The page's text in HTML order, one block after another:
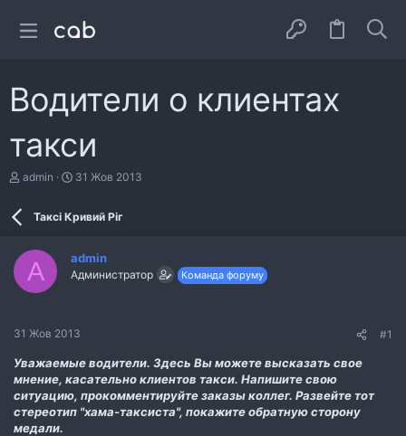
Водители о клиентах
такси
А
т
м
и
admin
Д
а
в
о
н
31 Жов 2013
Таксі Кривий Ріг
A admin
Администратор Команда форуму
31 Жов 2013 #1
Уважаемые водители. Здесь Вы можете высказать свое
мнение, касательно клиентов такси. Напишите свою
ситуацию, прокомментируйте заказы коллег. Развейте тот
стереотип "хама-таксиста", покажите обратную сторону
медали.